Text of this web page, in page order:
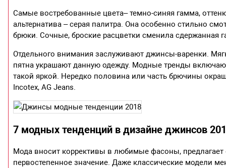
Самые востребованные цвета– темно-синяя гамма,
альтернатива – серая палитра. Она особенно стильно
брюки. Сочные, броские расцветки сменила сдержанная
Отдельного внимания заслуживают джинсы-варенки.
пятна украшают данную одежду. Модные тренды
такой яркой. Нередко половина или часть брючины
Incotex, AG Jeans.
7 модных тенденций в дизайне джинсов
Мода вносит коррективы в любимые фасоны,
первостепенное значение. Даже классические модели